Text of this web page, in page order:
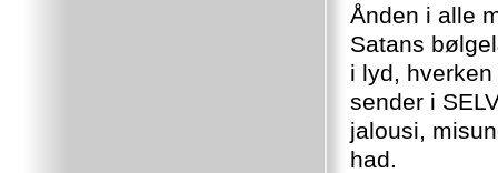
Ånden i alle
Satans
i lyd,
sender i
jalousi,
had.